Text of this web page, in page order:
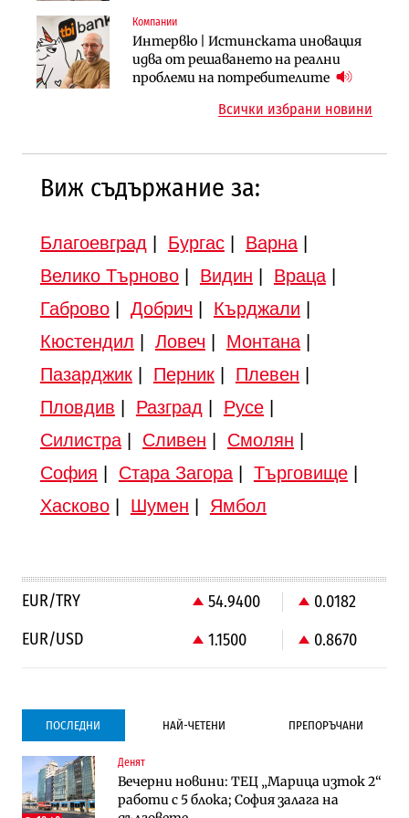
Компании
Интервю | Истинската иновация
идва от решаването на реални
проблеми на потребителите
Инфраструктура
АПИ възложи промяната на
парцеларния план за
Инфраструктура
Вторият мост над Варненското
езеро става част от бъдещата
Всички избрани новини
Виж съдържание за:
Благоевград Бургас| Варна|
Велико Търново| Видин Враца|
Габрово| Добрич Кърджали
Кюстендил
Ловеч Монтана|
Пазарджик| Перник| Плевен
Пловдив
Разград Русе|
Силистра| Сливен Смолян
София
Стара Загора| Търговище|
Хасково| Шумен Ямбол
EUR/TRY 54.9400
0.0182
EUR/USD
1.1500 0.8670
ПОСЛЕДНИ НАЙ-ЧЕТЕНИ ПРЕПОРЪЧАНИ
Денят
Вечерни новини: ТЕЦ „Марица изток 2“
работи с 5 блока; София залага на
Градоустройство
Столична община избра изпълнител за
преместването на трамвайното
Компании
Vivacom предлага над 150 устройства с
90% отстъпка през август